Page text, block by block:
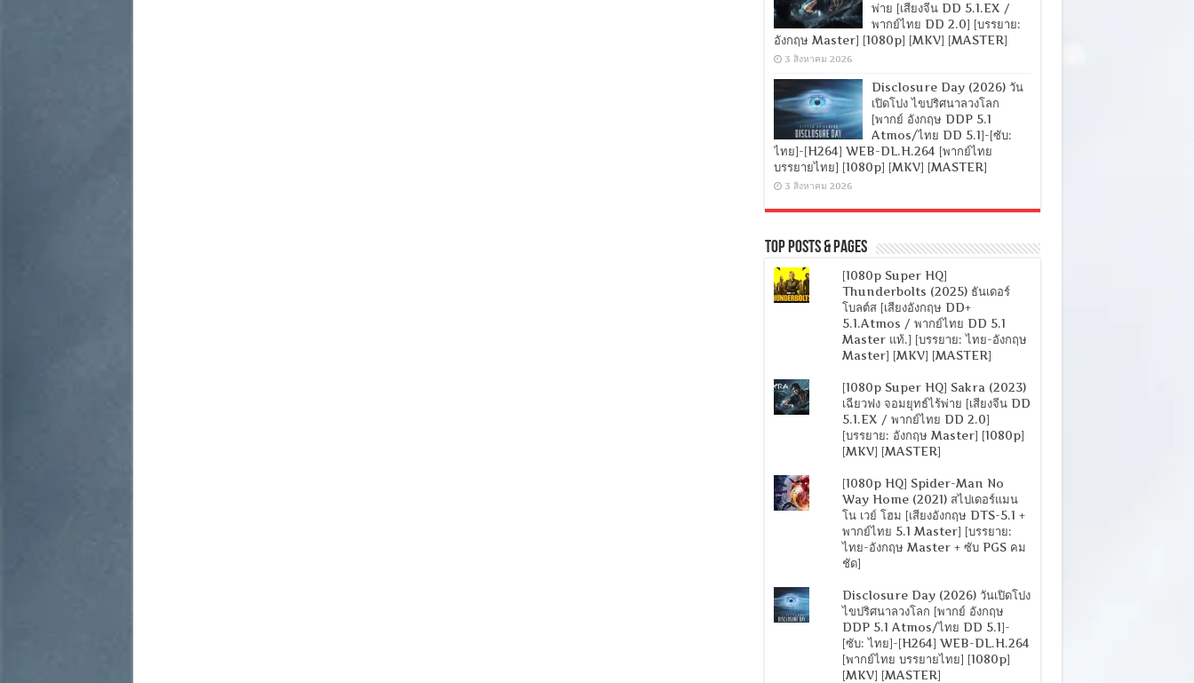
พ่าย [เสียงจีน DD 5.1.EX /
พากย์ไทย DD 2.0] [บรรยาย:
อังกฤษ Master] [1080p] [MKV] [MASTER]
3 สิงหาคม 2026
Disclosure Day (2026) วัน
เปิดโปง ไขปริศนาลวงโลก
[พากย์ อังกฤษ DDP 5.1
Atmos/ไทย DD 5.1]-[ซับ:
ไทย]-[H264] WEB-DL.H.264 [พากย์ไทย
บรรยายไทย] [1080p] [MKV] [MASTER]
3 สิงหาคม 2026
Top Posts & Pages
[1080p Super HQ]
Thunderbolts (2025) ธันเดอร์
โบลต์ส [เสียงอังกฤษ DD+
5.1.Atmos / พากย์ไทย DD 5.1
Master แท้.] [บรรยาย: ไทย-อังกฤษ
Master] [MKV] [MASTER]
[1080p Super HQ] Sakra (2023)
เฉียวฟง จอมยุทธ์ไร้พ่าย [เสียงจีน DD
5.1.EX / พากย์ไทย DD 2.0]
[บรรยาย: อังกฤษ Master] [1080p]
[MKV] [MASTER]
[1080p HQ] Spider-Man No
Way Home (2021) สไปเดอร์แมน
โน เวย์ โฮม [เสียงอังกฤษ DTS-5.1 +
พากย์ไทย 5.1 Master] [บรรยาย:
ไทย-อังกฤษ Master + ซับ PGS คม
ชัด]
Disclosure Day (2026) วันเปิดโปง
ไขปริศนาลวงโลก [พากย์ อังกฤษ
DDP 5.1 Atmos/ไทย DD 5.1]-
[ซับ: ไทย]-[H264] WEB-DL.H.264
[พากย์ไทย บรรยายไทย] [1080p]
[MKV] [MASTER]